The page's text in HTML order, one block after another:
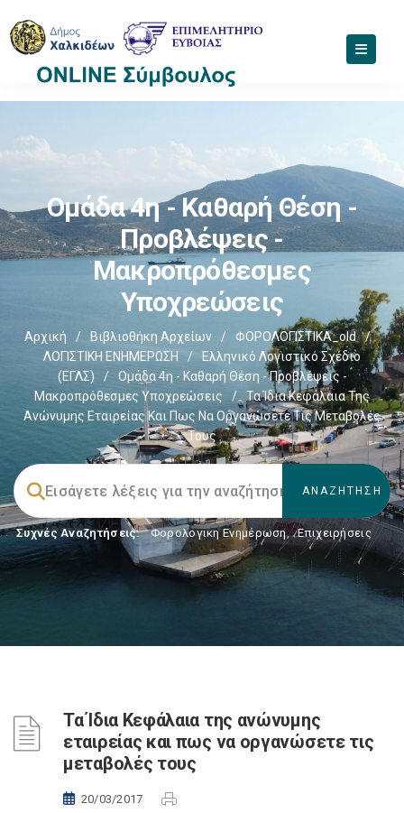
Ομάδα 4η - Καθαρή Θέση -
Προβλέψεις -
Μακροπρόθεσμες
Υποχρεώσεις
Αρχική / Βιβλιοθήκη Αρχείων / ΦΟΡΟΛΟΓΙΣΤΙΚΑ_old
/
ΛΟΓΙΣΤΙΚΗ ΕΝΗΜΕΡΩΣΗ
/
Ελληνικό Λογιστικό Σχέδιο
(ΕΓΛΣ)
/
Ομάδα 4η - Καθαρή Θέση - Προβλέψεις -
Μακροπρόθεσμες Υποχρεώσεις
/
Τα Ίδια Κεφάλαια Της
Ανώνυμης Εταιρείας Και Πως Να Οργανώσετε Τις Μεταβολές
Τους
Συχνές Αναζητήσεις: Φορολογικη Ενημέρωση, Επιχειρήσεις
Τα Ίδια Κεφάλαια της ανώνυμης
εταιρείας και πως να οργανώσετε τις
μεταβολές τους
20/03/2017